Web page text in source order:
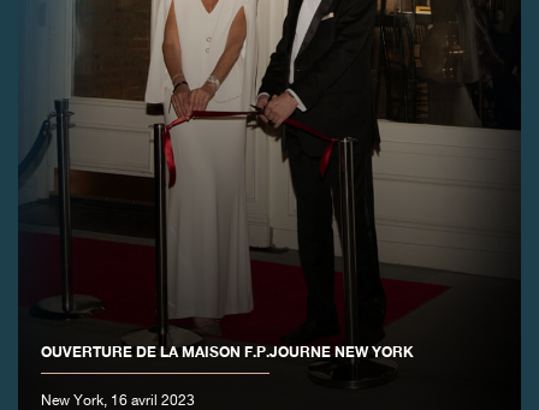
OUVERTURE DE LA MAISON F.P.JOURNE NEW YORK
New York, 16 avril 2023
FAUX